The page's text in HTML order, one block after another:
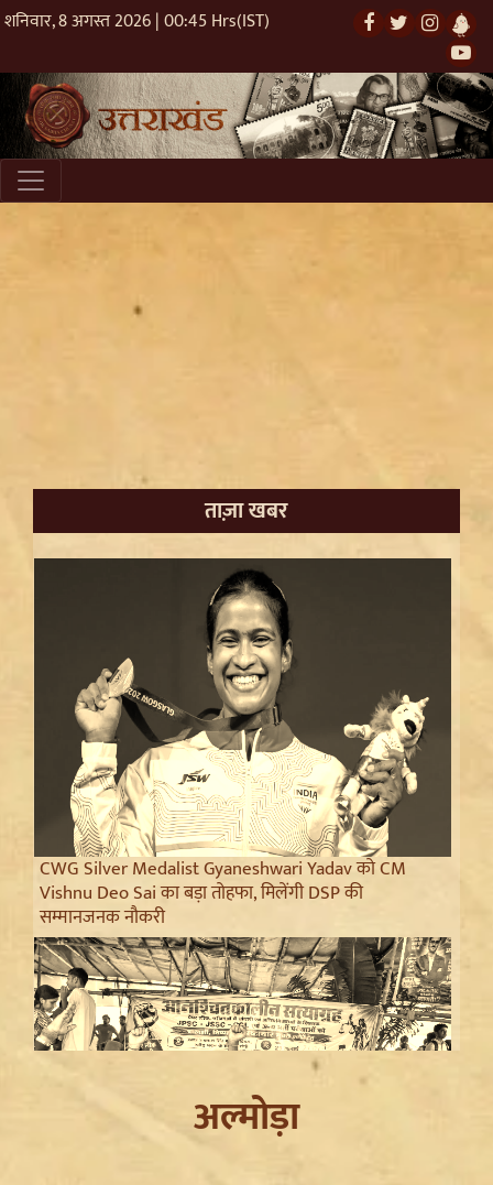
शनिवार, 8 अगस्त 2026 | 00:45 Hrs(IST)
ताज़ा खबर
CWG Silver Medalist Gyaneshwari Yadav को CM
Vishnu Deo Sai का बड़ा तोहफा, मिलेंगी DSP की
सम्मानजनक नौकरी
अल्मोड़ा